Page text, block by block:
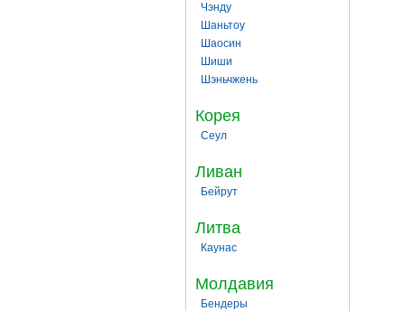
Чэнду
Шаньтоу
Шаосин
Шиши
Шэньчжень
Корея
Сеул
Ливан
Бейрут
Литва
Каунас
Молдавия
Бендеры